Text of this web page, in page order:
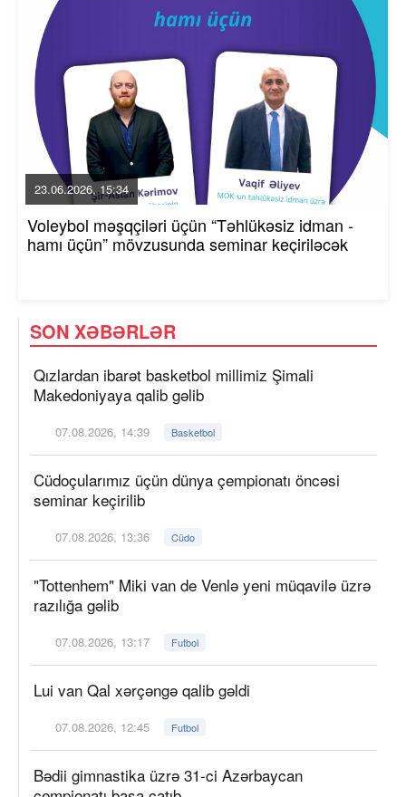
23.06.2026, 15:34
Voleybol məşqçiləri üçün “Təhlükəsiz idman -
hamı üçün” mövzusunda seminar keçiriləcək
SON XƏBƏRLƏR
Qızlardan ibarət basketbol millimiz Şimali
Makedoniyaya qalib gəlib
07.08.2026, 14:39 Basketbol
Cüdoçularımız üçün dünya çempionatı öncəsi
seminar keçirilib
07.08.2026, 13:36 Cüdo
"Tottenhem" Miki van de Venlə yeni müqavilə üzrə
razılığa gəlib
07.08.2026, 13:17 Futbol
Lui van Qal xərçəngə qalib gəldi
07.08.2026, 12:45 Futbol
Bədii gimnastika üzrə 31-ci Azərbaycan